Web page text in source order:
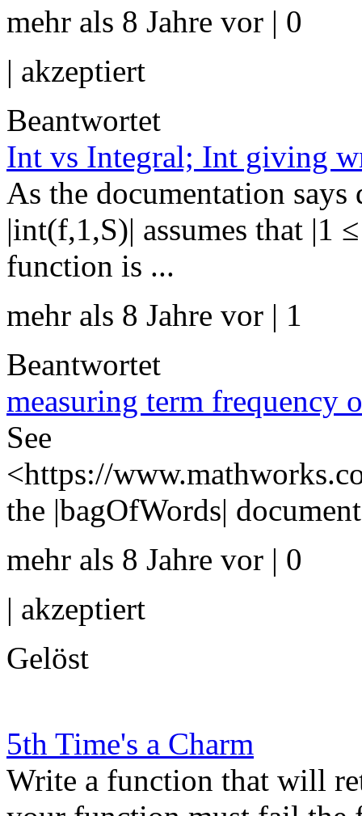
mehr als 8 Jahre vor | 0
| akzeptiert
Beantwortet
Int vs Integral; Int giving
As the documentation
|int(f,1,S)| assumes that |1
function is ...
mehr als 8 Jahre vor | 1
Beantwortet
measuring term frequency
See
<https://
the |bagOfWords|
mehr als 8 Jahre vor | 0
| akzeptiert
Gelöst
5th Time's a Charm
Write a function that will